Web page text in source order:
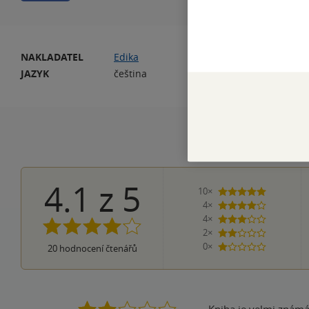
NAKLADATEL
Edika
JAZYK
čeština
4.1 z 5
20hodnocení čtenářů
10×
5 hvězdiček
4×
4 hvězdičky
4×
3 hvězdičky
2×
2 hvězdičky
0×
1 hvezdička